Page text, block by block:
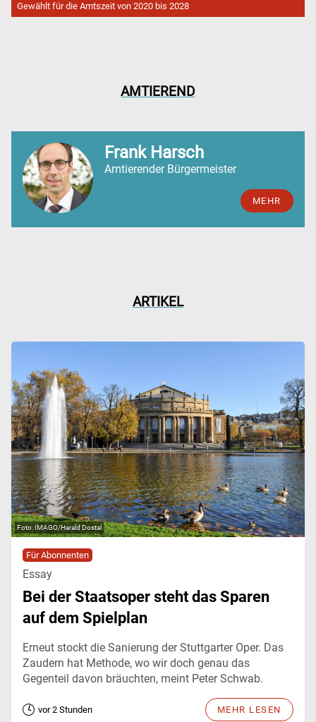
AMTIEREND
Frank Harsch
Amtierender Bürgermeister
MEHR
Gewählt für die Amtszeit von 2020 bis 2028
ARTIKEL
IMAGO/Harald Dostal
Für Abonnenten
Essay
Bei der Staatsoper steht das Sparen
auf dem Spielplan
Erneut stockt die Sanierung der Stuttgarter Oper. Das
Zaudern hat Methode, wo wir doch genau das
Gegenteil davon bräuchten, meint Peter Schwab.
vor 2 Stunden MEHR LESEN